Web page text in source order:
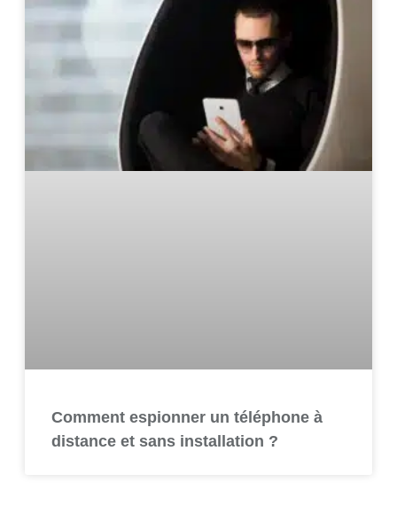
Comment espionner un téléphone à
distance et sans installation ?